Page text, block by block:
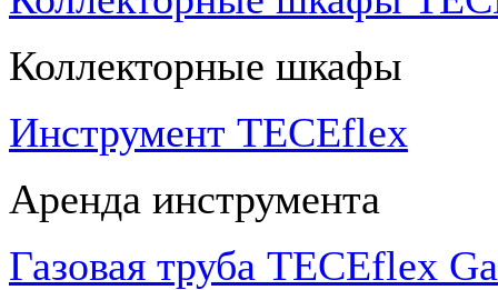
Коллекторные шкафы
Инструмент TECEflex
Аренда инструмента
Газовая труба TECEflex